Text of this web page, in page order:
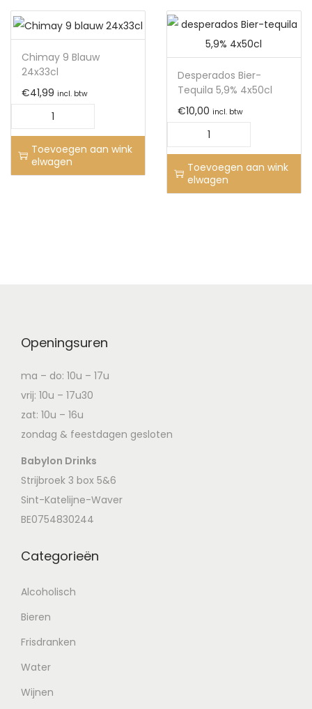
Chimay 9 Blauw
24x33cl
€41,99 incl. btw
Toevoegen aan wink
elwagen
Desperados Bier-
Tequila 5,9% 4x50cl
€10,00 incl. btw
Toevoegen aan wink
elwagen
Openingsuren
ma – do: 10u – 17u
vrij: 10u – 17u30
zat: 10u – 16u
zondag & feestdagen gesloten
Babylon Drinks
Strijbroek 3 box 5&6
Sint-Katelijne-Waver
BE0754830244
Categorieën
Alcoholisch
Bieren
Frisdranken
Water
Wijnen